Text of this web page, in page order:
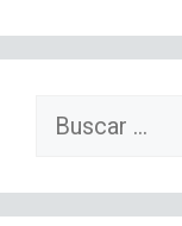
Buscar: